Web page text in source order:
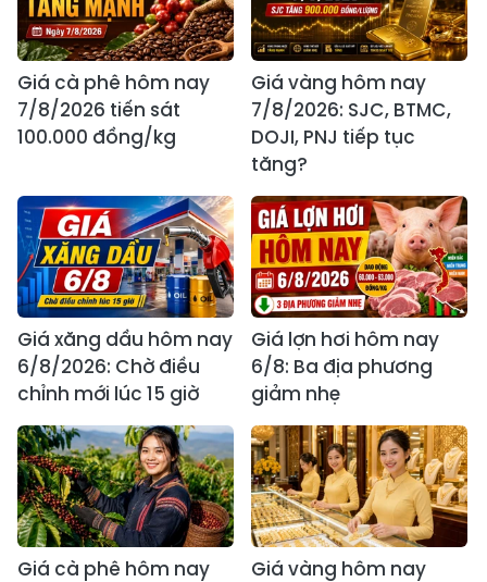
Giá cà phê hôm nay
7/8/2026 tiến sát
100.000 đồng/kg
Giá vàng hôm nay
7/8/2026: SJC, BTMC,
DOJI, PNJ tiếp tục
tăng?
Giá xăng dầu hôm nay
6/8/2026: Chờ điều
chỉnh mới lúc 15 giờ
Giá lợn hơi hôm nay
6/8: Ba địa phương
giảm nhẹ
Giá cà phê hôm nay
Giá vàng hôm nay